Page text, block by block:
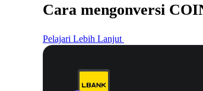
Cara mengonversi
Pelajari Lebih Lanjut